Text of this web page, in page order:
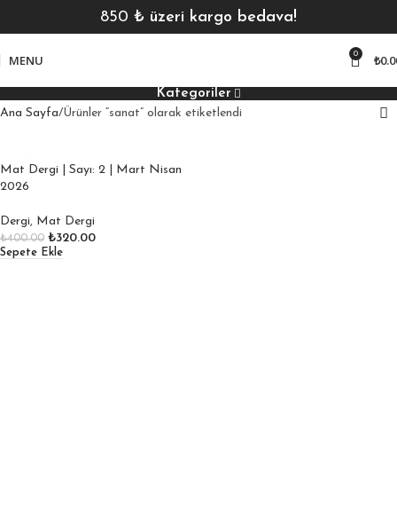
850 ₺ üzeri kargo bedava!
MENU 0 ₺
Kategoriler
Ana Sayfa Ürünler “sanat” olarak etiketlendi
Mat Dergi | Sayı: 2 | Mart Nisan
2026
Dergi, Mat Dergi
₺400.00 ₺320.00
Sepete Ekle